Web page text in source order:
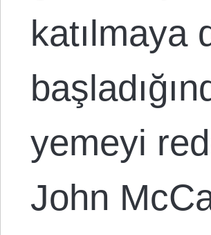
katılmaya
yemeyi
John